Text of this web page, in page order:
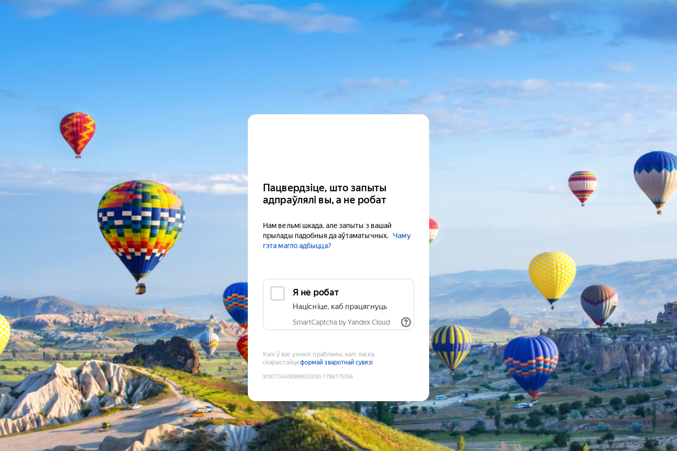
Пацвердзіце, што запыты
адпраўлялі вы, а не робат
Нам вельмі шкада, але запыты з вашай
прылады падобныя да аўтаматычных.
Чаму
гэта магло адбыцца?
Я не робат
Націсніце, каб працягнуць
SmartCaptcha by Yandex Cloud
Калі ў вас узніклі праблемы, калі ласка,
скарыстайцеформай зваротнай сувязі
9187734638999532030:1786175356